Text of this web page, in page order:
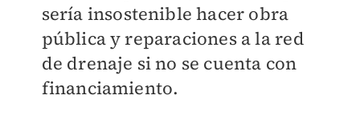
sería insostenible hacer obra
pública y reparaciones a la red
de drenaje si no se cuenta con
financiamiento.